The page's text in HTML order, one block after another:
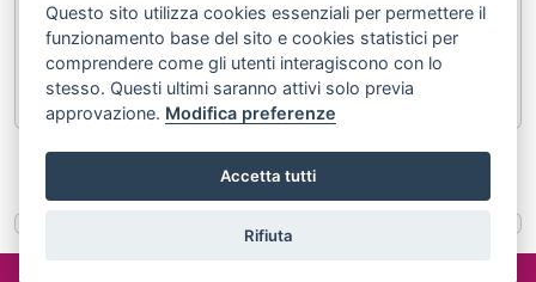
2. Se il creditore ha sede o risiede all'estero, la
comunicazione può essere effettuata al suo
rappresentante in Italia, se esistente.
Articolo 199 Articolo 201
Questo sito utilizza cookies essenziali per permettere il
funzionamento base del sito e cookies statistici per
comprendere come gli utenti interagiscono con lo
stesso. Questi ultimi saranno attivi solo previa
approvazione. Modifica preferenze
Accetta tutti
Rifiuta